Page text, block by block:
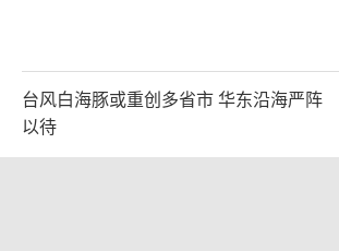
台风白海豚或重创多省市 华东沿海严阵
以待
2026-08-08 17:01:38